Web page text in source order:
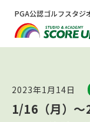
PGA公認ゴルフスタジ
2023年1月14日
1/16（月）～